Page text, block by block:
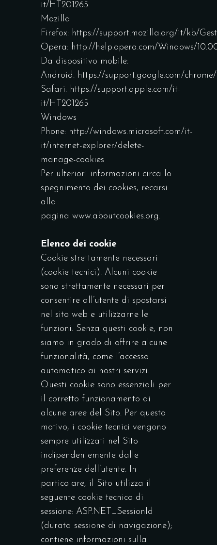
it/HT201265
Mozilla
Firefox: https://support.mozilla.org/it/kb/
Opera: http://help.opera.com/Windows/
Da dispositivo mobile:
Android: https://support.google.com/
Safari: https://support.apple.com/it-
it/HT201265
Windows
Phone: http://windows.microsoft.com/it-
it/internet-explorer/delete-
manage-cookies
Per ulteriori informazioni circa lo
spegnimento dei cookies, recarsi
alla
pagina www.aboutcookies.org.
Elenco dei cookie
Cookie strettamente necessari
(cookie tecnici). Alcuni cookie
sono strettamente necessari per
consentire all’utente di spostarsi
nel sito web e utilizzarne le
funzioni. Senza questi cookie, non
siamo in grado di offrire alcune
funzionalità, come l’accesso
automatico ai nostri servizi.
Questi cookie sono essenziali per
il corretto funzionamento di
alcune aree del Sito. Per questo
motivo, i cookie tecnici vengono
sempre utilizzati nel Sito
indipendentemente dalle
preferenze dell’utente. In
particolare, il Sito utilizza il
seguente cookie tecnico di
sessione: ASP.NET_SessionId
(durata sessione di navigazione);
contiene informazioni sulla